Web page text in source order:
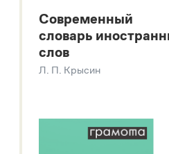
Большой толковый словарь
Современный словарь
Звук – технология синтеза
Современный
словарь
слов
Л. П. Крысин